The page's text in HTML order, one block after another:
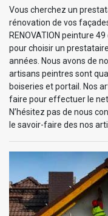
Vous cherchez un
rénovation de vos
RENOVATION peinture
pour choisir un
années. Nous avons de
artisans peintres sont
boiseries et portail. Nos
faire pour effectuer le
N’hésitez pas de nous
le savoir-faire des nos